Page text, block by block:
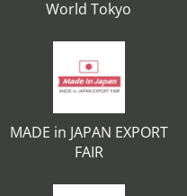
World Tokyo
MADE in JAPAN EXPORT
FAIR